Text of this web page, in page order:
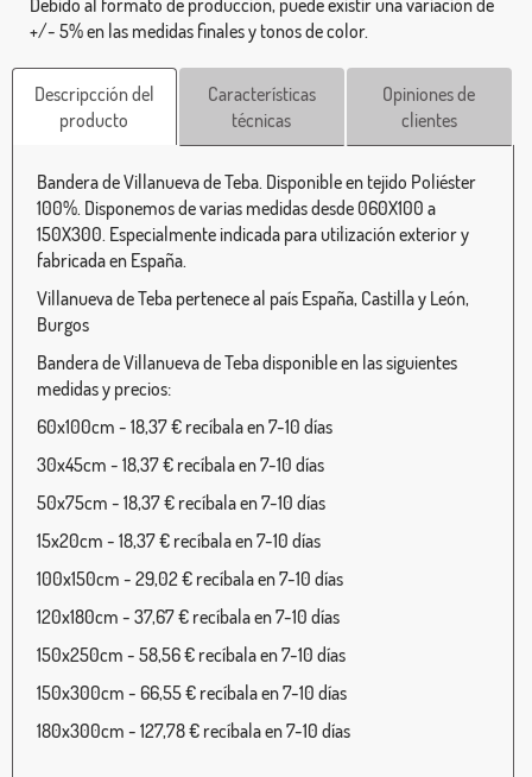
+/- 5% en las medidas finales y tonos de color.
Descripcción del
producto
Características
técnicas
Opiniones de
clientes
Bandera de Villanueva de Teba. Disponible en tejido Poliéster
100%. Disponemos de varias medidas desde 060X100 a
150X300. Especialmente indicada para utilización exterior y
fabricada en España.
Villanueva de Teba pertenece al país España, Castilla y León,
Burgos
Bandera de Villanueva de Teba disponible en las siguientes
medidas y precios:
60x100cm - 18,37 € recíbala en 7-10 días
30x45cm - 18,37 € recíbala en 7-10 días
50x75cm - 18,37 € recíbala en 7-10 días
15x20cm - 18,37 € recíbala en 7-10 días
100x150cm - 29,02 € recíbala en 7-10 días
120x180cm - 37,67 € recíbala en 7-10 días
150x250cm - 58,56 € recíbala en 7-10 días
150x300cm - 66,55 € recíbala en 7-10 días
180x300cm - 127,78 € recíbala en 7-10 días